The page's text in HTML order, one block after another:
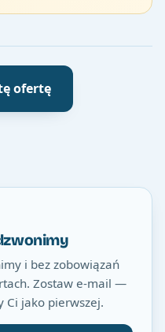
ofertę
i bez zobowiązań
Zostaw e-mail —
Ci jako pierwszej.